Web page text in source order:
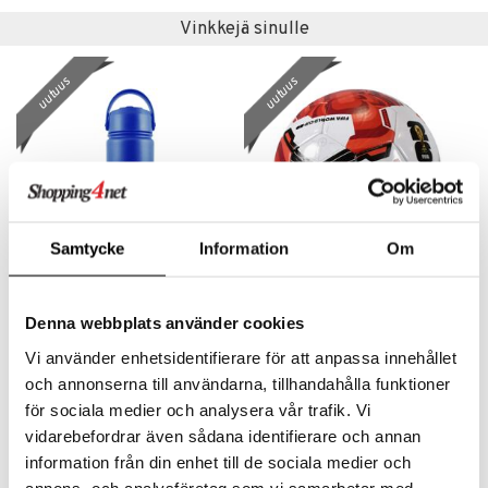
Samtycke Information Om
Denna webbplats använder cookies
Vi använder enhetsidentifierare för att anpassa innehållet
och annonserna till användarna, tillhandahålla funktioner
för sociala medier och analysera vår trafik. Vi
vidarebefordrar även sådana identifierare och annan
information från din enhet till de sociala medier och
Vinkkejä sinulle
FIFA
26,90 €
uutuus
FIFA
22,90 €
uutuus
uutuus uutuus